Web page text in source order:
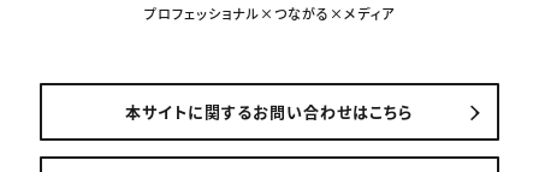
プロフェッショナル×つながる×メディア
本サイトに関するお問い合わせはこちら